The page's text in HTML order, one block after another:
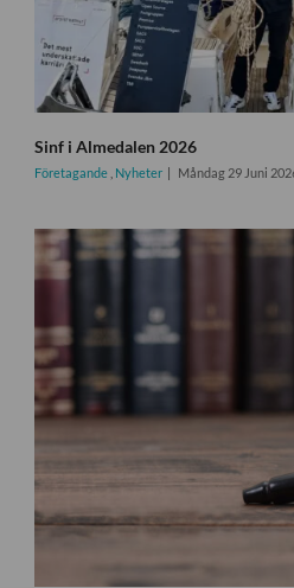
Sinf i Almedalen 2026
Företagande Nyheter Måndag 29 Juni